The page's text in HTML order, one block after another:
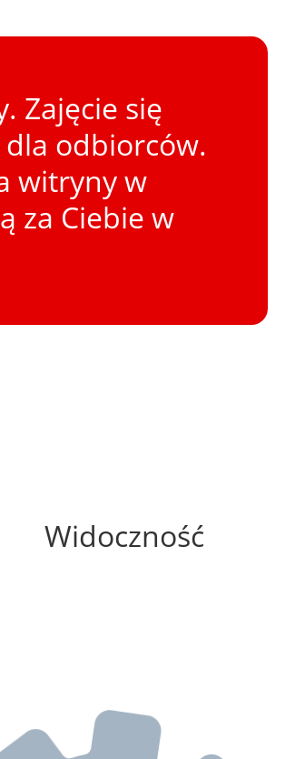
Zajęcie się
odbiorców.
witryny w
za Ciebie w
Widoczność